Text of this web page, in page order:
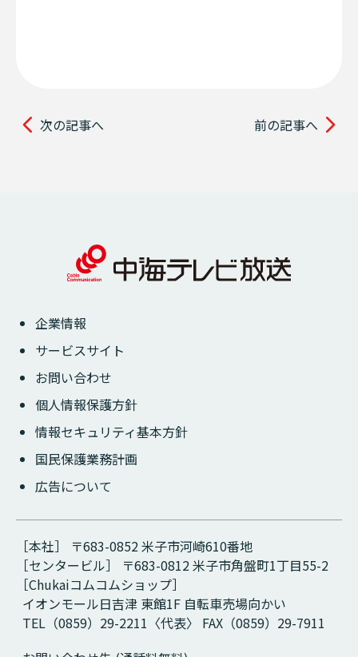
次の記事へ 前の記事へ
企業情報
サービスサイト
お問い合わせ
個人情報保護方針
情報セキュリティ基本方針
国民保護業務計画
広告について
［本社］ 〒683-0852 米子市河崎610番地
［センタービル］ 〒683-0812 米子市角盤町1丁目55-2
［Chukaiコムコムショップ］
イオンモール日吉津 東館1F 自転車売場向かい
TEL（0859）29-2211〈代表〉 FAX（0859）29-7911